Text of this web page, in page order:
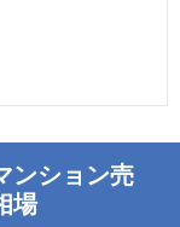
ンション売
場